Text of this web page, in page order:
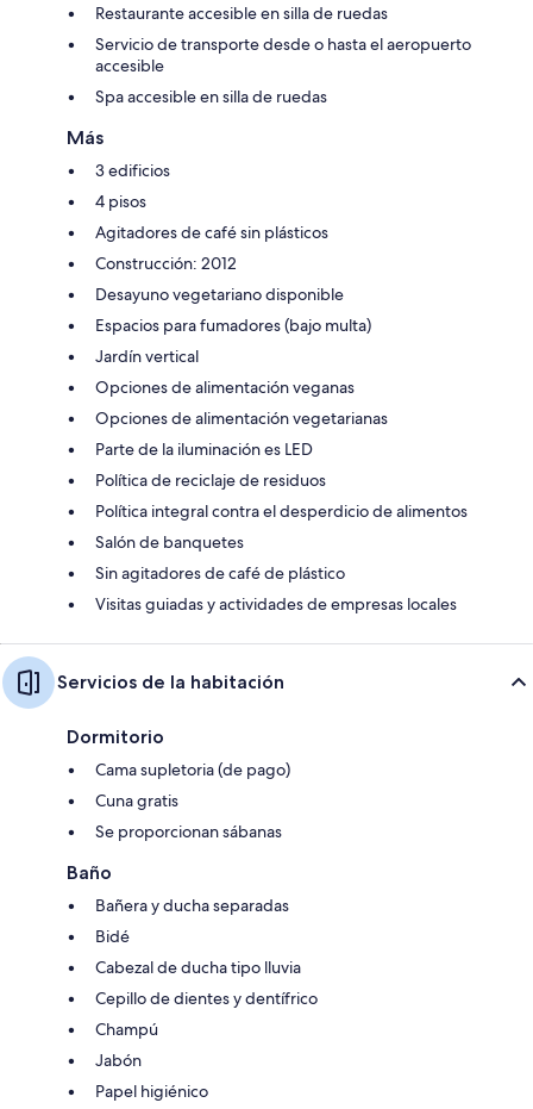
Restaurante accesible en silla de ruedas
Servicio de transporte desde o hasta el aeropuerto
accesible
Spa accesible en silla de ruedas
Más
3 edificios
4 pisos
Agitadores de café sin plásticos
Construcción: 2012
Desayuno vegetariano disponible
Espacios para fumadores (bajo multa)
Jardín vertical
Opciones de alimentación veganas
Opciones de alimentación vegetarianas
Parte de la iluminación es LED
Política de reciclaje de residuos
Política integral contra el desperdicio de alimentos
Salón de banquetes
Sin agitadores de café de plástico
Visitas guiadas y actividades de empresas locales
Servicios de la habitación
Dormitorio
Cama supletoria (de pago)
Cuna gratis
Se proporcionan sábanas
Baño
Bañera y ducha separadas
Bidé
Cabezal de ducha tipo lluvia
Cepillo de dientes y dentífrico
Champú
Jabón
Papel higiénico